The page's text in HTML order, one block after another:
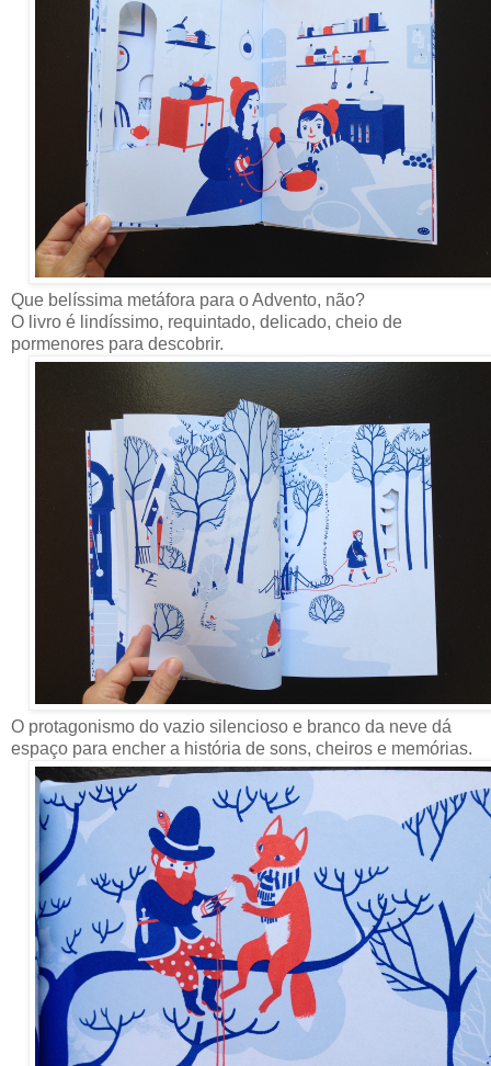
Que belíssima metáfora para o Advento, não?
O livro é lindíssimo, requintado, delicado, cheio de
pormenores para descobrir.
O protagonismo do vazio silencioso e branco da neve dá
espaço para encher a história de sons, cheiros e memórias.